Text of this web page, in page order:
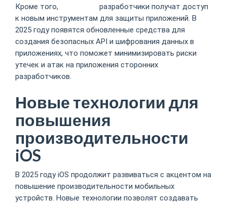
Кроме того,
разработчики получат доступ
к новым инструментам для защиты приложений. В
2025 году появятся обновленные средства для
создания безопасных API и шифрования данных в
приложениях, что поможет минимизировать риски
утечек и атак на приложения сторонних
разработчиков.
Новые технологии для
повышения
производительности
iOS
В 2025 году iOS продолжит развиваться с акцентом на
повышение производительности мобильных
устройств. Новые технологии позволят создавать